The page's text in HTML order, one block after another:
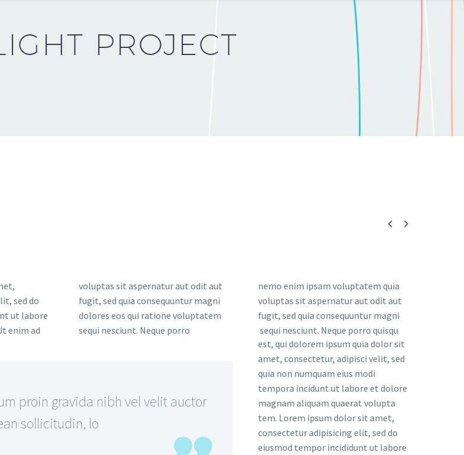
PROJECT
 
sed do
ut labore
enim ad
voluptas sit aspernatur aut odit aut
fugit, sed quia consequuntur magni
dolores eos qui ratione voluptatem
sequi nesciunt. Neque porro
nemo enim ipsam voluptatem quia
voluptas sit aspernatur aut odit aut
fugit, sed quia consequuntur magni
sequi nesciunt. Neque porro quisqu
proin gravida nibh vel velit auctor
sollicitudin, lo
est, qui dolorem ipsum quia dolor sit
amet, consectetur, adipisci velit, sed
quia non numquam eius modi
tempora incidunt ut labore et dolore
magnam aliquam quaerat volupta
tem. Lorem ipsum dolor sit amet,
consectetur adipisicing elit, sed do
eiusmod tempor incididunt ut labore